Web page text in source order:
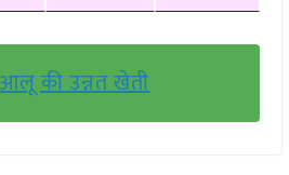
आलू की उन्नत खेती